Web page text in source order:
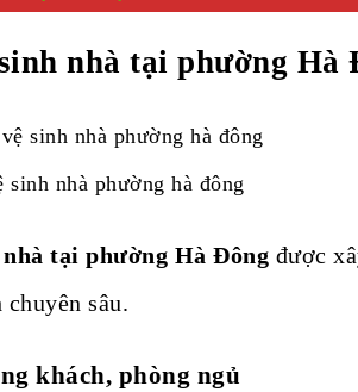
nhà tại phường Hà
sinh nhà phường hà đông
nhà tại phường Hà Đông được
sâu.
khách, phòng ngủ